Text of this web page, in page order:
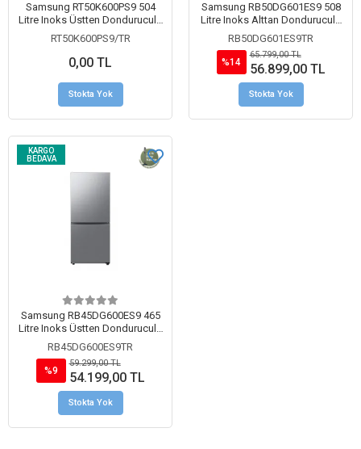
Samsung RT50K600PS9 504
Litre Inoks Üstten Donduruculu
Buzdolabı
RT50K600PS9/TR
0,00 TL
Stokta Yok
Samsung RB50DG601ES9 508
Litre Inoks Alttan Donduruculu
Buzdolabı
RB50DG601ES9TR
%14
65.799,00 TL
56.899,00 TL
Stokta Yok
KARGO
BEDAVA
Samsung RB45DG600ES9 465
Litre Inoks Üstten Donduruculu
Buzdolabı
RB45DG600ES9TR
%9
59.299,00 TL
54.199,00 TL
Stokta Yok